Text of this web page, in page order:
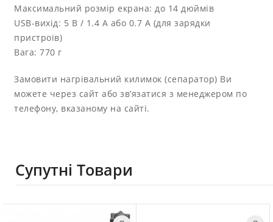
Максимальний розмір екрана: до 14 дюймів
USB-вихід: 5 В / 1.4 А або 0.7 А (для зарядки
пристроїв)
Вага: 770 г
Замовити нагрівальний килимок (сепаратор) Ви
можете через сайт або зв’язатися з менеджером по
телефону, вказаному на сайті.
Супутні Товари